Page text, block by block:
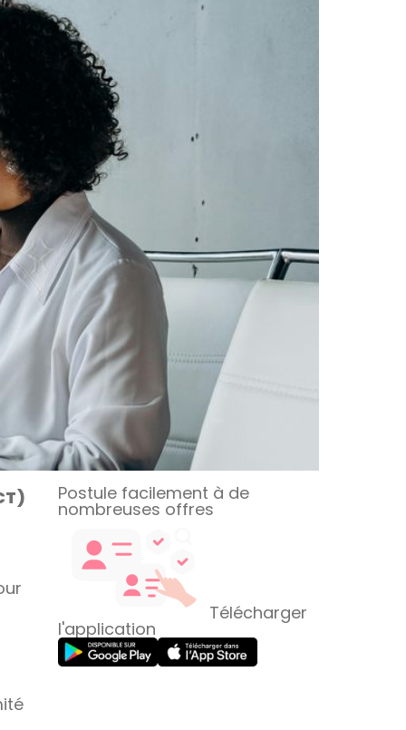
Postule facilement à de
nombreuses offres
Télécharger
l'application